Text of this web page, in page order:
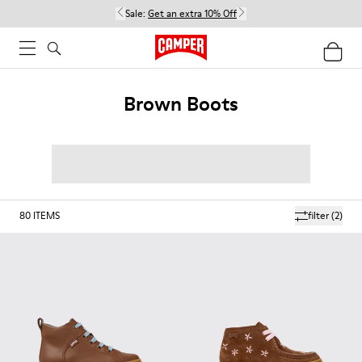
Sale: Get an extra 10% Off
Brown Boots
filter(2)
80 ITEMS